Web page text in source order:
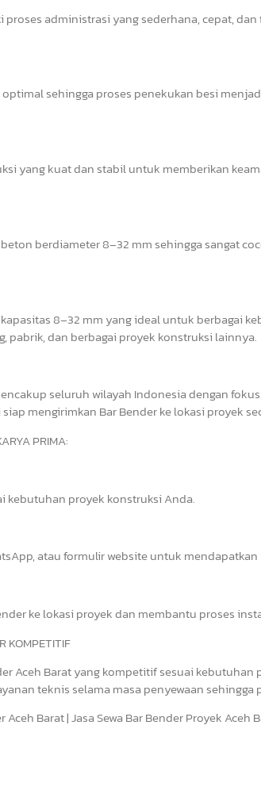
proses administrasi yang sederhana, cepat,
sehingga proses penekukan besi
yang kuat dan stabil untuk memberikan
berdiameter 8–32 mm sehingga sangat
8–32 mm yang ideal untuk berbagai
pabrik, dan berbagai proyek konstruksi lainnya.
seluruh wilayah Indonesia dengan
mengirimkan Bar Bender ke lokasi proyek
PRIMA:
kebutuhan proyek konstruksi Anda.
atau formulir website untuk
ke lokasi proyek dan membantu proses
KOMPETITIF
Aceh Barat yang kompetitif sesuai
teknis selama masa penyewaan
Aceh Barat | Jasa Sewa Bar Bender Proyek